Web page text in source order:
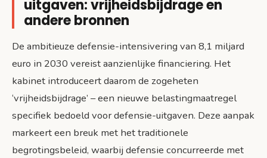
uitgaven: vrijheidsbijdrage en
andere bronnen
De ambitieuze defensie-intensivering van 8,1 miljard
euro in 2030 vereist aanzienlijke financiering. Het
kabinet introduceert daarom de zogeheten
‘vrijheidsbijdrage’ – een nieuwe belastingmaatregel
specifiek bedoeld voor defensie-uitgaven. Deze aanpak
markeert een breuk met het traditionele
begrotingsbeleid, waarbij defensie concurreerde met